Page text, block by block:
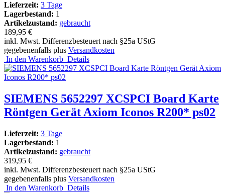
Lieferzeit: 3 Tage
Lagerbestand: 1
Artikelzustand: gebraucht
189,95 €
inkl. Mwst. Differenzbesteuert nach §25a UStG
gegebenenfalls plus Versandkosten
In den Warenkorb Details
SIEMENS 5652297 XCSPCI Board Karte
Röntgen Gerät Axiom Iconos R200* ps02
Lieferzeit: 3 Tage
Lagerbestand: 1
Artikelzustand: gebraucht
319,95 €
inkl. Mwst. Differenzbesteuert nach §25a UStG
gegebenenfalls plus Versandkosten
In den Warenkorb Details